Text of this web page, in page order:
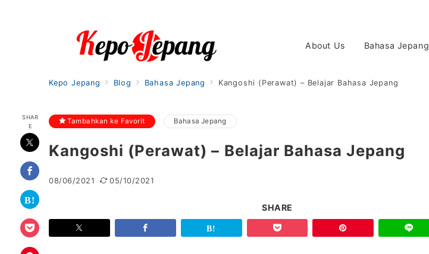
About Us Bahasa Jepang
Kepo Jepang Blog Bahasa Jepang Kangoshi (Perawat) – Belajar Bahasa Jepang
SHAR
E
Tambahkan ke Favorit Bahasa Jepang
Kangoshi (Perawat) – Belajar Bahasa Jepang
08/06/2021 05/10/2021
SHARE